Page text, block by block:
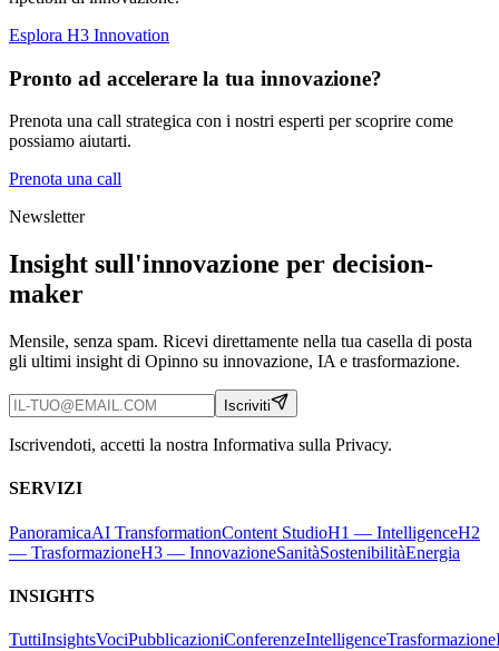
Esplora H3 Innovation
Pronto ad accelerare la tua innovazione?
Prenota una call strategica con i nostri esperti per scoprire come
possiamo aiutarti.
Prenota una call
Newsletter
Insight sull'innovazione per decision-
maker
Mensile, senza spam. Ricevi direttamente nella tua casella di posta
gli ultimi insight di Opinno su innovazione, IA e trasformazione.
Iscriviti
Iscrivendoti, accetti la nostra Informativa sulla Privacy.
SERVIZI
PanoramicaAI TransformationContent StudioH1 — IntelligenceH2
— TrasformazioneH3 — InnovazioneSanitàSostenibilitàEnergia
INSIGHTS
TuttiInsightsVociPubblicazioniConferenzeIntelligenceTrasformazione